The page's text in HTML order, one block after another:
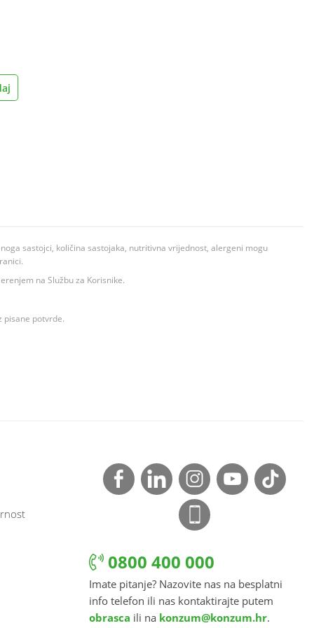
sastojci, količina sastojaka, nutritivna vrijednost, alergeni mogu
na Službu za Korisnike.
pisane potvrde.
0800 400 000
Imate pitanje? Nazovite nas na besplatni
info telefon ili nas kontaktirajte putem
obrasca ili na konzum@konzum.hr.